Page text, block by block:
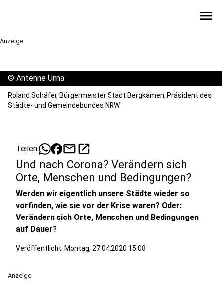
menu
Anzeige
© Antenne Unna
Roland Schäfer, Bürgermeister Stadt Bergkamen, Präsident des
Städte- und Gemeindebundes NRW
Teilen: mailopen_in_new
Und nach Corona? Verändern sich
Orte, Menschen und Bedingungen?
Werden wir eigentlich unsere Städte wieder so
vorfinden, wie sie vor der Krise waren? Oder:
Verändern sich Orte, Menschen und Bedingungen
auf Dauer?
Veröffentlicht: Montag, 27.04.2020 15:08
Anzeige